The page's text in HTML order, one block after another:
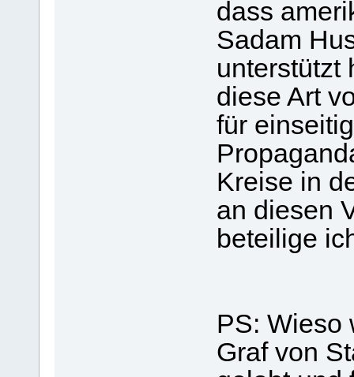
dass
Sadam
unterstützt
diese Art
für
Kreise in
an diesen
beteilige
PS: Wieso
Graf von